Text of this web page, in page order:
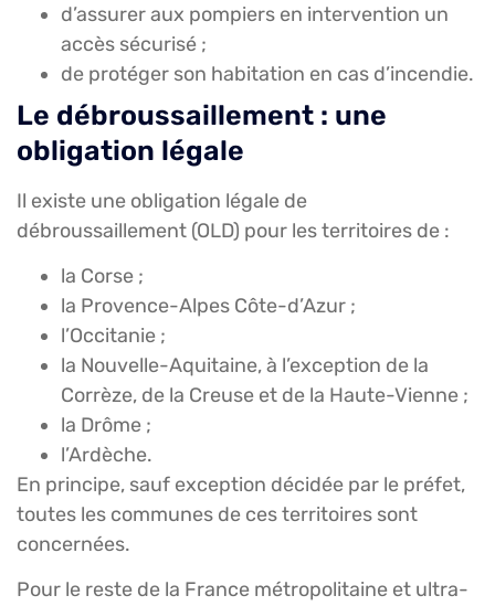
d’assurer aux pompiers en intervention un
accès sécurisé ;
de protéger son habitation en cas d’incendie.
Le débroussaillement : une
obligation légale
Il existe une obligation légale de
débroussaillement (OLD) pour les territoires de :
la Corse ;
la Provence-Alpes Côte-d’Azur ;
l’Occitanie ;
la Nouvelle-Aquitaine, à l’exception de la
Corrèze, de la Creuse et de la Haute-Vienne ;
la Drôme ;
l’Ardèche.
En principe, sauf exception décidée par le préfet,
toutes les communes de ces territoires sont
concernées.
Pour le reste de la France métropolitaine et ultra-